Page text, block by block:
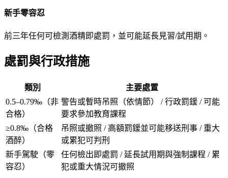
新手零容忍
前三年任何可檢測酒精即處罰，並可能延長見習/試用期。
處罰與行政措施
類別
主要處置
0.5–0.79‰（非
合格）
警告或暫時吊照（依情節） / 行政罰鍰 / 可能
要求參加教育課程
≥0.8‰（合格
酒醉）
吊照或撤照 / 高額罰鍰並可能移送刑事 / 重大
或累犯可判刑
新手駕駛（零
容忍）
任何檢出即處罰 / 延長試用期與強制課程 / 累
犯或重大情況可撤照